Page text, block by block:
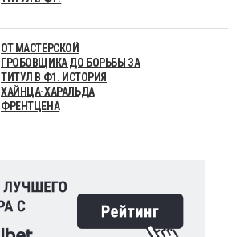
ОТ МАСТЕРСКОЙ
ГРОБОВЩИКА ДО БОРЬБЫ ЗА
ТИТУЛ В Ф1. ИСТОРИЯ
ХАЙНЦА-ХАРАЛЬДА
ФРЕНТЦЕНА